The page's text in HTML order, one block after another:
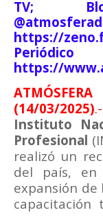
TV;
https://
https://
(14/03/2025).-
Instituto
Profesional
realizó un
del país,
expansión
capacitación